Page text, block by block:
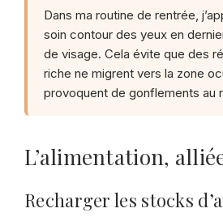
Dans ma routine de rentrée,
soin contour des yeux en
de visage. Cela évite que des
riche ne migrent vers la zone
provoquent de gonflements au
L’alimentation,
Recharger les stocks